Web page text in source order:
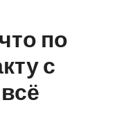
по
с